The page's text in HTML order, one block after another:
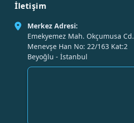
İletişim
Merkez Adresi:
Emekyemez Mah. Okçumusa Cd.
Menevşe Han No: 22/163 Kat:2
Beyoğlu - İstanbul